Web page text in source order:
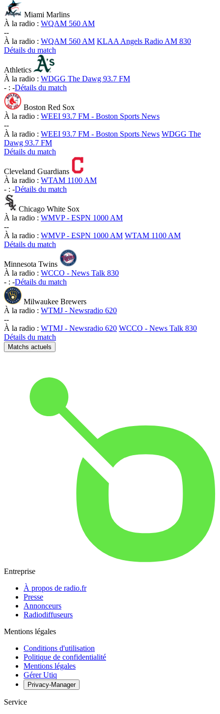
Miami Marlins
À la radio : WQAM 560 AM
--
À la radio : WQAM 560 AM KLAA Angels Radio AM 830
Détails du match
Athletics
À la radio : WDGG The Dawg 93.7 FM
- : -Détails du match
Boston Red Sox
À la radio : WEEI 93.7 FM - Boston Sports News
--
À la radio : WEEI 93.7 FM - Boston Sports News WDGG The
Dawg 93.7 FM
Détails du match
Cleveland Guardians
À la radio : WTAM 1100 AM
- : -Détails du match
Chicago White Sox
À la radio : WMVP - ESPN 1000 AM
--
À la radio : WMVP - ESPN 1000 AM WTAM 1100 AM
Détails du match
Minnesota Twins
À la radio : WCCO - News Talk 830
- : -Détails du match
Milwaukee Brewers
À la radio : WTMJ - Newsradio 620
--
À la radio : WTMJ - Newsradio 620 WCCO - News Talk 830
Détails du match
Matchs actuels
Entreprise
À propos de radio.fr
Presse
Annonceurs
Radiodiffuseurs
Mentions légales
Conditions d'utilisation
Politique de confidentialité
Mentions légales
Gérer Utiq
Privacy-Manager
Service